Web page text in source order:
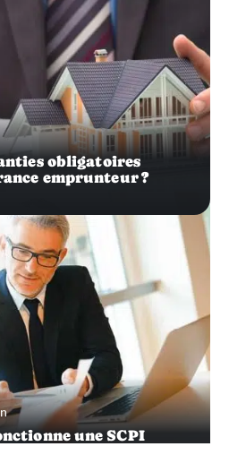
obligatoires
emprunteur ?
une SCPI